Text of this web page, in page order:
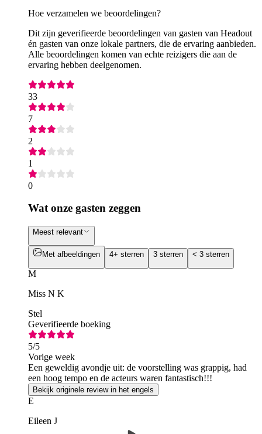
Hoe verzamelen we beoordelingen?
Dit zijn geverifieerde beoordelingen van gasten van Headout
én gasten van onze lokale partners, die de ervaring aanbieden.
Alle beoordelingen komen van echte reizigers die aan de
ervaring hebben deelgenomen.
33
7
2
1
0
Wat onze gasten zeggen
Meest relevant
Met afbeeldingen 4+ sterren 3 sterren < 3 sterren
M
Miss N K
Stel
Geverifieerde boeking
5/5
Vorige week
Een geweldig avondje uit: de voorstelling was grappig, had
een hoog tempo en de acteurs waren fantastisch!!!
Bekijk originele review in het engels
E
Eileen J